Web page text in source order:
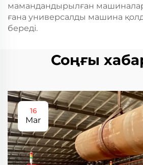
мамандандырылған
ғана универсалды машина
береді.
Соңғы
16
Mar